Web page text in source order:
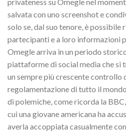
salvata con uno screenshot e
solo se, dal suo tenore, è possibile
partecipanti e a loro informazioni
Omegle arriva in un periodo
piattaforme di social media che
un sempre più crescente controllo
regolamentazione di tutto il
di polemiche, come ricorda la
cui una giovane americana ha
averla accoppiata casualmente